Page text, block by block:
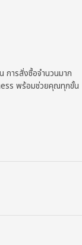
การสั่งซื้อจำนวนมาก
พร้อมช่วยคุณทุกขั้น